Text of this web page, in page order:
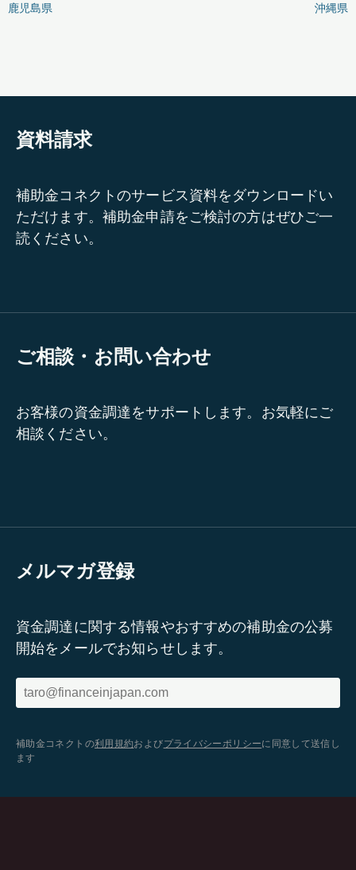
鹿児島県
沖縄県
資料請求
補助金コネクトのサービス資料をダウンロードい
ただけます。補助金申請をご検討の方はぜひご一
読ください。
ご相談・お問い合わせ
お客様の資金調達をサポートします。お気軽にご
相談ください。
メルマガ登録
資金調達に関する情報やおすすめの補助金の公募
開始をメールでお知らせします。
補助金コネクトの利用規約およびプライバシーポリシーに同意して送信し
ます